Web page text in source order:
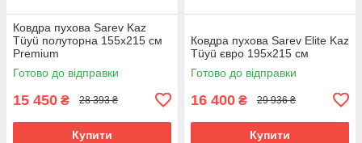
Ковдра пухова Sarev Kaz
Tüyü полуторна 155х215 см
Premium
Готово до відправки
15 450 ₴ 28 393 ₴
Купити
Ковдра пухова Sarev Elite Kaz
Tüyü євро 195х215 см
Готово до відправки
16 400 ₴ 29 936 ₴
Купити